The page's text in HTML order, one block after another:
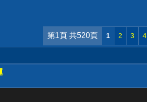
第1頁 共520頁 1 2 3 4